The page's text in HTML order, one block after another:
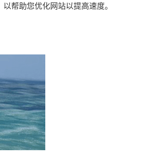
帮助您优化网站以提高速度。